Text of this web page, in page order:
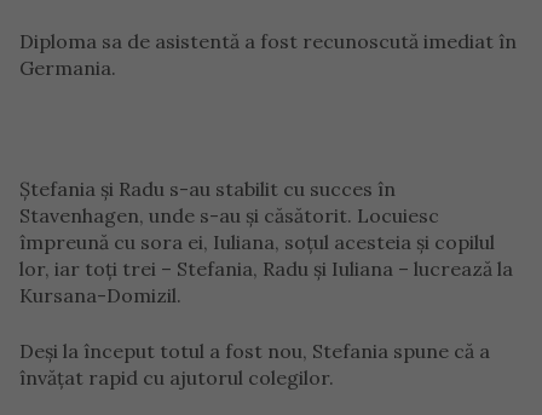
Diploma sa de asistentă a fost recunoscută imediat în
Germania.
Ștefania și Radu s-au stabilit cu succes în
Stavenhagen, unde s-au și căsătorit. Locuiesc
împreună cu sora ei, Iuliana, soțul acesteia și copilul
lor, iar toți trei – Stefania, Radu și Iuliana – lucrează la
Kursana-Domizil.
Deși la început totul a fost nou, Stefania spune că a
învățat rapid cu ajutorul colegilor.